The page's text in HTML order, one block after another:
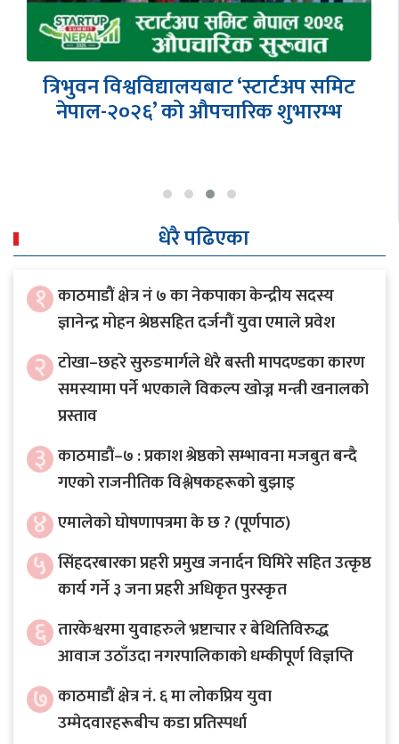
Honorary Consul General Rajesh
Kazi Shrestha receives
धेरै पढिएका
१ काठमाडौं क्षेत्र नं ७ का नेकपाका केन्द्रीय सदस्य
ज्ञानेन्द्र मोहन श्रेष्ठसहित दर्जनौं युवा एमाले प्रवेश
२ टोखा–छहरे सुरुङमार्गले धेरै बस्ती मापदण्डका कारण
समस्यामा पर्ने भएकाले विकल्प खोज्न मन्त्री खनालको
प्रस्ताव
३ काठमाडौं–७ : प्रकाश श्रेष्ठको सम्भावना मजबुत बन्दै
गएको राजनीतिक विश्लेषकहरूको बुझाइ
४ एमालेको घोषणापत्रमा के छ ? (पूर्णपाठ)
५ सिंहदरबारका प्रहरी प्रमुख जनार्दन घिमिरे सहित उत्कृष्ठ
कार्य गर्ने ३ जना प्रहरी अधिकृत पुरस्कृत
६ तारकेश्वरमा युवाहरुले भ्रष्टाचार र बेथितिविरुद्ध
आवाज उठाँउदा नगरपालिकाको धम्कीपूर्ण विज्ञप्ति
७ काठमाडौं क्षेत्र नं. ६ मा लोकप्रिय युवा
उम्मेदवारहरूबीच कडा प्रतिस्पर्धा